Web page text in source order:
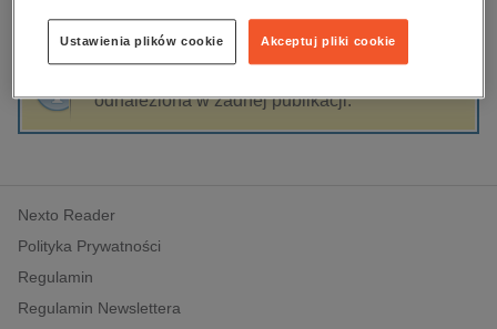
dzienniki
edukacja
hobby, sport, rozrywka
komputery, internet, technologie, informatyka
polityka, społeczno-informacyjne
psychologiczne
inne
popularno-naukowe
Sortowanie Filtrowanie
odnaleziona w żadnej publikacji.
Nexto Reader
Polityka Prywatności
Regulamin
Regulamin Newslettera
Akceptuj pliki cookie
Ustawienia plików cookie